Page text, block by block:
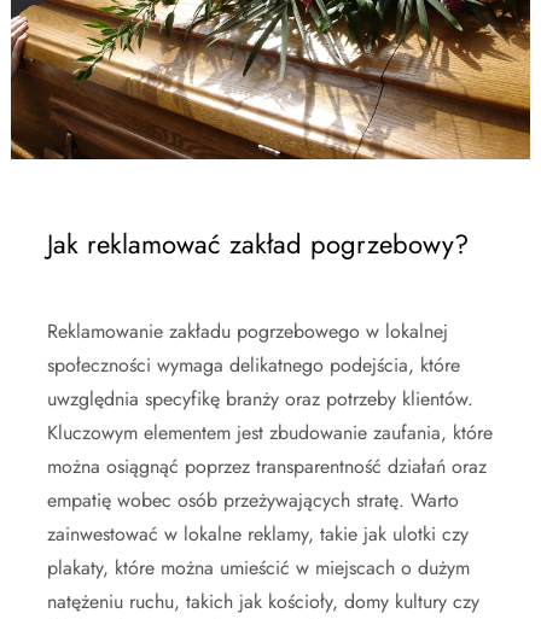
Jak reklamować zakład pogrzebowy?
Reklamowanie zakładu pogrzebowego w lokalnej
społeczności wymaga delikatnego podejścia, które
uwzględnia specyfikę branży oraz potrzeby klientów.
Kluczowym elementem jest zbudowanie zaufania, które
można osiągnąć poprzez transparentność działań oraz
empatię wobec osób przeżywających stratę. Warto
zainwestować w lokalne reklamy, takie jak ulotki czy
plakaty, które można umieścić w miejscach o dużym
natężeniu ruchu, takich jak kościoły, domy kultury czy